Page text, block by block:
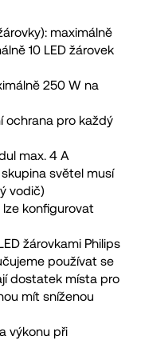
maximálně
10 LED žárovek
250 W na
ochrana pro každý
max. 4 A
světel musí
vodič)
konfigurovat
žárovkami Philips
používat se
dostatek místa pro
mít sníženou
výkonu při